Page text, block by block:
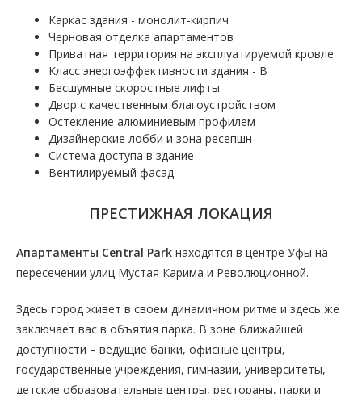
Каркас здания - монолит-кирпич
Черновая отделка апартаментов
Приватная территория на эксплуатируемой кровле
Класс энергоэффективности здания - В
Бесшумные скоростные лифты
Двор с качественным благоустройством
Остекление алюминиевым профилем
Дизайнерские лобби и зона ресепшн
Система доступа в здание
Вентилируемый фасад
ПРЕСТИЖНАЯ ЛОКАЦИЯ
Апартаменты Central Park находятся в центре Уфы на
пересечении улиц Мустая Карима и Революционной.
Здесь город живет в своем динамичном ритме и здесь же
заключает вас в объятия парка. В зоне ближайшей
доступности – ведущие банки, офисные центры,
государственные учреждения, гимназии, университеты,
детские образовательные центры, рестораны, парки и